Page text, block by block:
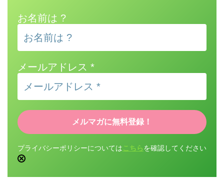
お名前は ?
メールアドレス *
プライバシーポリシーについては こちら を確認してください